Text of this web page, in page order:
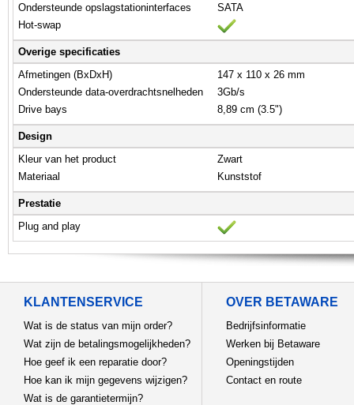
Ondersteunde opslagstationinterfaces
SATA
Hot-swap
Overige specificaties
Afmetingen (BxDxH)
147 x 110 x 26 mm
Ondersteunde data-overdrachtsnelheden
3Gb/s
Drive bays
8,89 cm (3.5")
Design
Kleur van het product
Zwart
Materiaal
Kunststof
Prestatie
Plug and play
KLANTENSERVICE
Wat is de status van mijn order?
Wat zijn de betalingsmogelijkheden?
Hoe geef ik een reparatie door?
Hoe kan ik mijn gegevens wijzigen?
Wat is de garantietermijn?
OVER BETAWARE
Bedrijfsinformatie
Werken bij Betaware
Openingstijden
Contact en route